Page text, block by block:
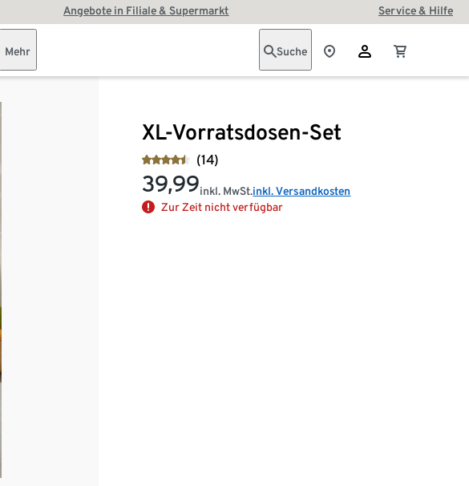
Angebote in Filiale & Supermarkt Service & Hilfe
Mehr Suche
XL-Vorratsdosen-Set
(14)
39,99inkl. MwSt.inkl. Versandkosten
Zur Zeit nicht verfügbar